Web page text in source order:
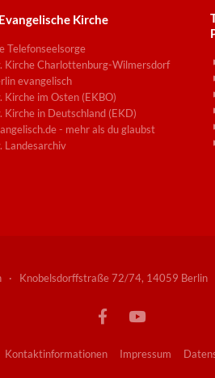
Kirche
Telefonseelsorge
Kirche Charlottenburg-Wilmersdorf
evangelisch
Kirche im Osten (EKBO)
Kirche in Deutschland (EKD)
- mehr als du glaubst
Landesarchiv
· Knobelsdorffstraße 72/74, 14059 Berlin
Kontaktinformationen Impressum